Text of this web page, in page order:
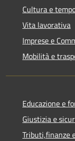
Cultura e
Vita lavorativa
Imprese e
Mobilità e
Educazione e
Giustizia e
Tributi,finanze